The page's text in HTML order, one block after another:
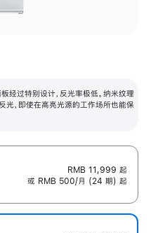
经过特别设计，反光率极低。纳米纹理
光，即使在高亮光源的工作场所也能保
RMB 11,999 起
或 RMB 500/月 (24 期) 起